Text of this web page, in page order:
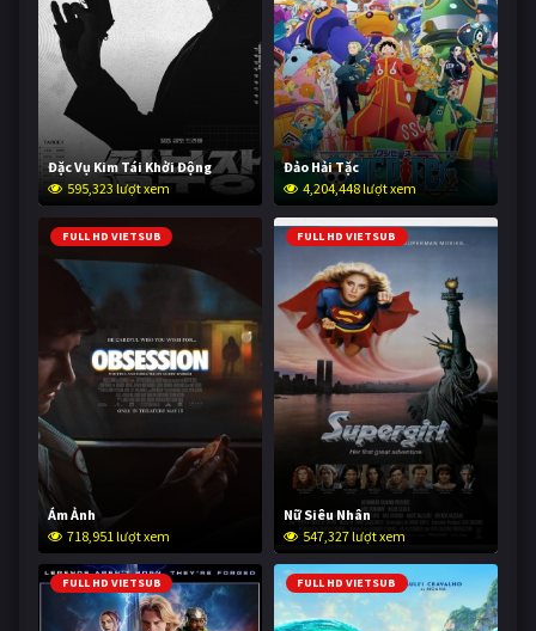
Đặc Vụ Kim Tái Khởi Động
595,323 lượt xem
Đảo Hải Tặc
4,204,448 lượt xem
FULL HD VIETSUB
Ám Ảnh
718,951 lượt xem
FULL HD VIETSUB
Nữ Siêu Nhân
547,327 lượt xem
FULL HD VIETSUB FULL HD VIETSUB